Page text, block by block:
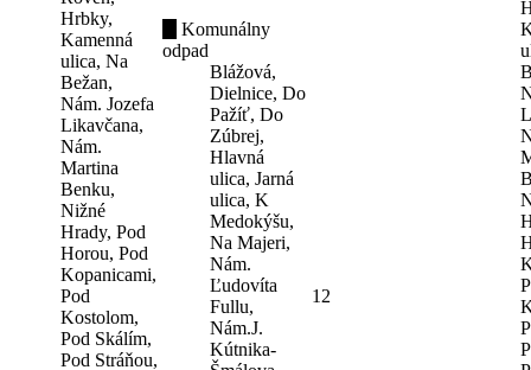
Hrbky,
Kamenná
ulica, Na
Bežan,
Nám. Jozefa
Likavčana,
Nám.
Martina
Benku,
Nižné
Hrady, Pod
Horou, Pod
Kopanicami,
Pod
Kostolom,
Pod Skálím,
Pod Stráňou,
Komunálny
odpad
Blážová,
Dielnice, Do
Pažíť, Do
Zúbrej,
Hlavná
ulica, Jarná
ulica, K
Medokýšu,
Na Majeri,
Nám.
Ľudovíta
Fullu,
Nám.J.
Kútnika-
12